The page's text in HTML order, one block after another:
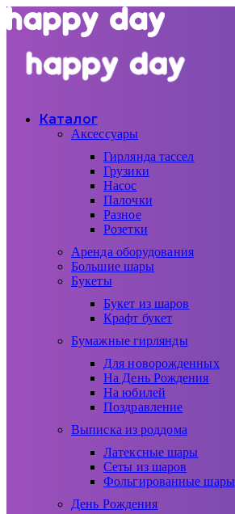
Каталог
Аксессуары
Гирлянда тассел
Грузики
Насос
Палочки
Разное
Розетки
Аренда оборудования
Большие шары
Букеты
Букет из шаров
Крафт букет
Бумажные гирлянды
Для новорожденных
На День Рождения
На юбилей
Поздравление
Выписка из роддома
Латексные шары
Сеты из шаров
Фольгированные шары
День Рождения